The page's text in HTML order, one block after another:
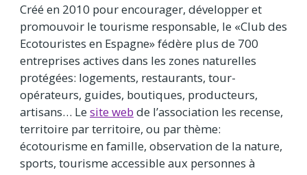
Créé en 2010 pour encourager, développer et
promouvoir le tourisme responsable, le «Club des
Ecotouristes en Espagne» fédère plus de 700
entreprises actives dans les zones naturelles
protégées: logements, restaurants, tour-
opérateurs, guides, boutiques, producteurs,
artisans… Le site web de l’association les recense,
territoire par territoire, ou par thème:
écotourisme en famille, observation de la nature,
sports, tourisme accessible aux personnes à